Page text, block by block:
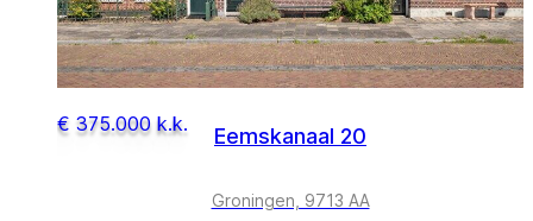
€ 375.000 k.k. Eemskanaal 20
Groningen, 9713 AA